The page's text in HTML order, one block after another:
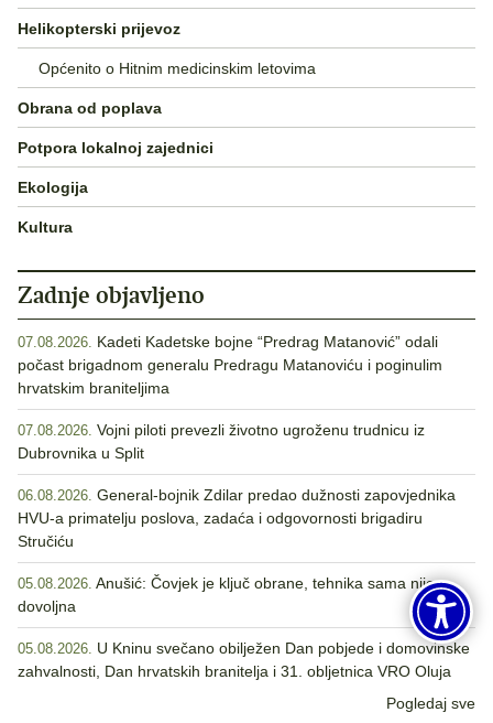
Helikopterski prijevoz
Općenito o Hitnim medicinskim letovima
Obrana od poplava
Potpora lokalnoj zajednici
Ekologija
Kultura
Zadnje objavljeno
07.08.2026. Kadeti Kadetske bojne “Predrag Matanović” odali
počast brigadnom generalu Predragu Matanoviću i poginulim
hrvatskim braniteljima
07.08.2026. Vojni piloti prevezli životno ugroženu trudnicu iz
Dubrovnika u Split
06.08.2026. General-bojnik Zdilar predao dužnosti zapovjednika
HVU-a primatelju poslova, zadaća i odgovornosti brigadiru
Stručiću
05.08.2026. Anušić: Čovjek je ključ obrane, tehnika sama nije
dovoljna
05.08.2026. U Kninu svečano obilježen Dan pobjede i domovinske
zahvalnosti, Dan hrvatskih branitelja i 31. obljetnica VRO Oluja
Pogledaj sve